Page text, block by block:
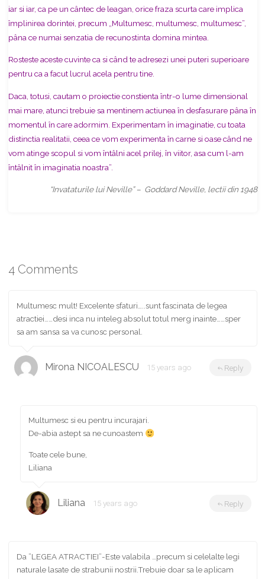
iar si iar, ca pe un cântec de leagan, orice fraza scurta care implica
împlinirea dorintei, precum „Multumesc, multumesc, multumesc”,
pâna ce numai senzatia de recunostinta domina mintea.
Rosteste aceste cuvinte ca si când te adresezi unei puteri superioare
pentru ca a facut lucrul acela pentru tine.
Daca, totusi, cautam o proiectie constienta într-o lume dimensional
mai mare, atunci trebuie sa mentinem actiunea în desfasurare pâna în
momentul în care adormim. Experimentam în imaginatie, cu toata
distinctia realitatii, ceea ce vom experimenta în carne si oase când ne
vom atinge scopul si vom întâlni acel prilej, în viitor, asa cum l-am
întâlnit în imaginatia noastra”.
“Invataturile lui Neville” – Goddard Neville, lectii din 1948
4 Comments
Multumesc mult! Excelente sfaturi…..sunt fascinata de legea
atractiei……desi inca nu inteleg absolut totul merg inainte……sper
sa am sansa sa va cunosc personal.
Mirona NICOALESCU 15 years ago Reply
Multumesc si eu pentru incurajari.
De-abia astept sa ne cunoastem
Toate cele bune,
Liliana
Liliana 15 years ago Reply
Da ”LEGEA ATRACTIEI”-Este valabila …precum si celelalte legi
naturale lasate de strabunii nostrii.Trebuie doar sa le aplicam